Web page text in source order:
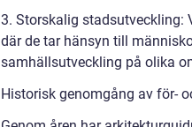
3. Storskalig stadsutveckling:
där de tar hänsyn till
samhällsutveckling på olika
Historisk genomgång av för-